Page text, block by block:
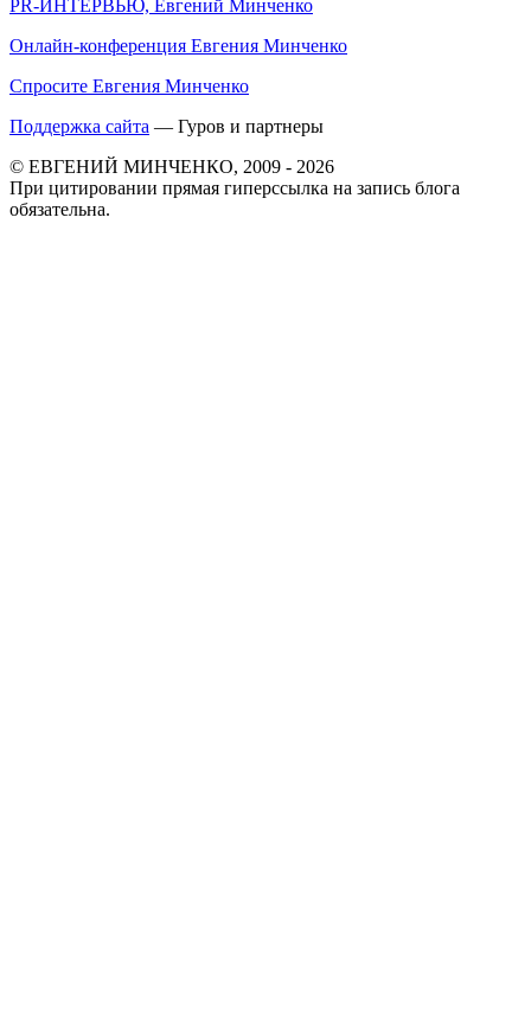
PR-ИНТЕРВЬЮ, Евгений Минченко
Онлайн-конференция Евгения Минченко
Спросите Евгения Минченко
Поддержка сайта — Гуров и партнеры
© ЕВГЕНИЙ МИНЧЕНКО, 2009 - 2026
При цитировании прямая гиперссылка на запись блога
обязательна.